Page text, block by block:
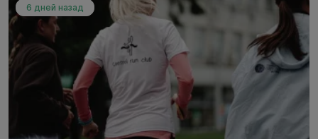
6 дней назад